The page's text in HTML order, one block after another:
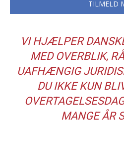
TILMELD
VI HJÆLPER
MED OVERBLIK,
UAFHÆNGIG
DU IKKE KUN
MANGE ÅR